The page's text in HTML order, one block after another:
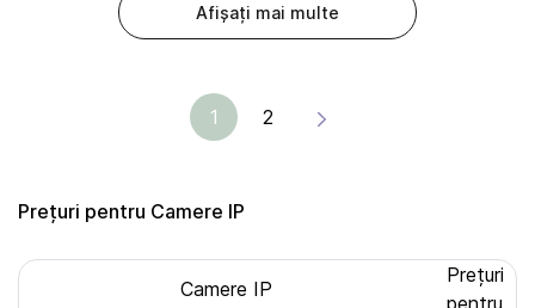
Afișați mai multe
1 2
Prețuri pentru Camere IP
Camere IP
Prețuri